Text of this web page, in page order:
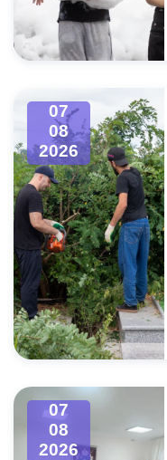
07
08
2026
07
08
2026